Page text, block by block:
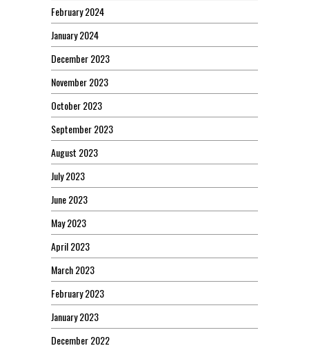
February 2024
January 2024
December 2023
November 2023
October 2023
September 2023
August 2023
July 2023
June 2023
May 2023
April 2023
March 2023
February 2023
January 2023
December 2022